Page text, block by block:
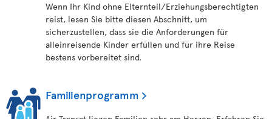
Wenn Ihr Kind ohne Elternteil/Erziehungsberechtigten
reist, lesen Sie bitte diesen Abschnitt, um
sicherzustellen, dass sie die Anforderungen für
alleinreisende Kinder erfüllen und für ihre Reise
bestens vorbereitet sind.
Familienprogramm